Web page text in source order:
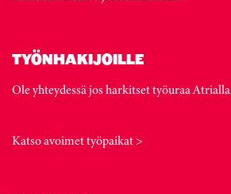
TYÖNHAKIJOILLE
Ole yhteydessä jos harkitset työuraa Atrialla
Katso avoimet työpaikat >